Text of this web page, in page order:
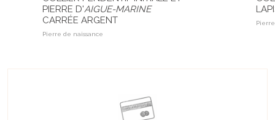
PIERRE D'AIGUE-MARINE
CARRÉE ARGENT
Pierre de naissance